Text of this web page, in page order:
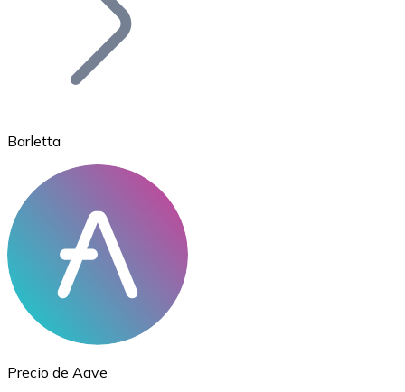
Ethereum
ETH
Barletta
Precio de Aave